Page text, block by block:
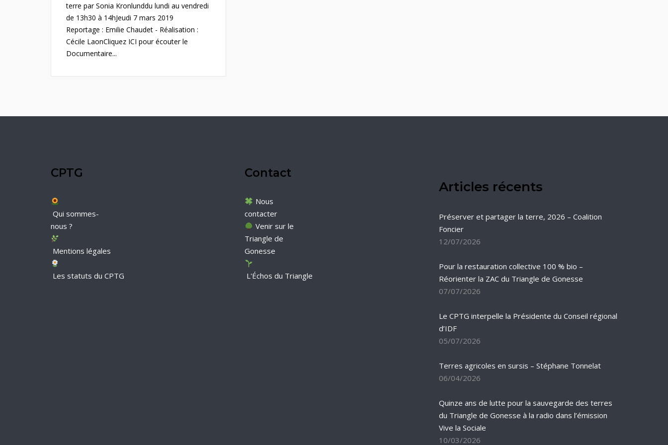
terre par Sonia Kronlunddu lundi au vendredi
de 13h30 à 14hJeudi 7 mars 2019
Reportage : Emilie Chaudet - Réalisation :
Cécile LaffonCliquez ICI pour écouter le
Documentaire...
CPTG
Qui sommes-
nous ?
Mentions légales
Les statuts du CPTG
Contact
Nous
contacter
Venir sur le
Triangle de
Gonesse
L'Échos du Triangle
Articles récents
Préserver et partager la terre, 2026 – Coalition
Foncier
12/07/2026
Pour la restauration collective 100 % bio –
Réorienter la ZAC du Triangle de Gonesse
07/07/2026
Le CPTG interpelle la Présidente du Conseil régional
d’IDF
05/07/2026
Terres agricoles en sursis – Stéphane Tonnelat
06/04/2026
Quinze ans de lutte pour la sauvegarde des terres
du Triangle de Gonesse à la radio dans l’émission
Vive la Sociale
10/03/2026